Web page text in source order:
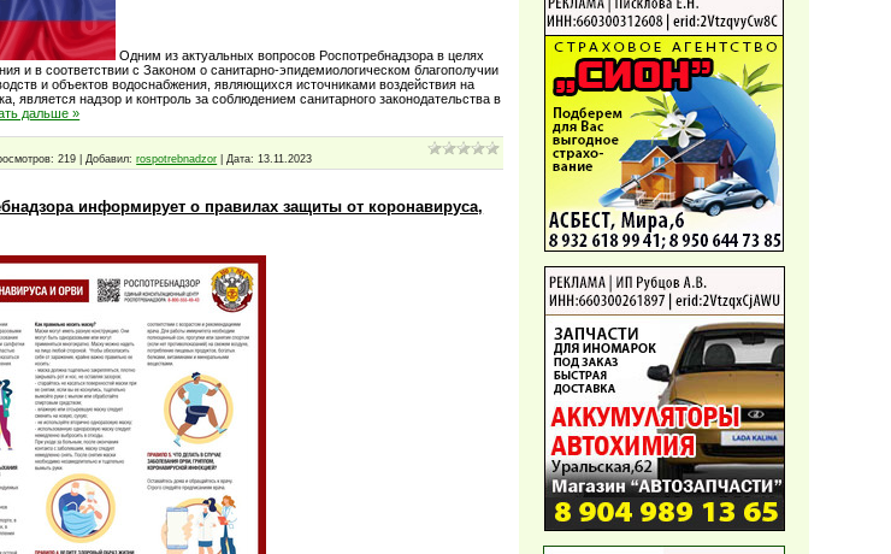
Одним из актуальных вопросов Роспотребнадзора в целях
и в соответствии с Законом о санитарно-эпидемиологическом благополучии
и объектов водоснабжения, являющихся источниками воздействия на
является надзор и контроль за соблюдением санитарного законодательства в
дальше »
219 | Добавил:rospotrebnadzor | Дата:13.11.2023
информирует о правилах защиты от коронавируса,